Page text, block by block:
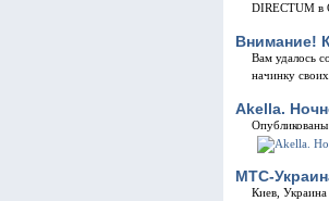
DIRECTUM в
Внимание!
Вам удалось
начинку
Akella.
МТС-
Киев,